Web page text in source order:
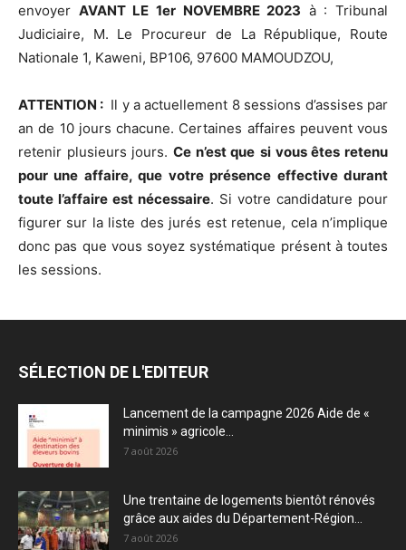
envoyer AVANT LE 1er NOVEMBRE 2023 à : Tribunal
Judiciaire, M. Le Procureur de La République, Route
Nationale 1, Kaweni, BP106, 97600 MAMOUDZOU,
ATTENTION : Il y a actuellement 8 sessions d’assises par
an de 10 jours chacune. Certaines affaires peuvent vous
retenir plusieurs jours. Ce n’est que si vous êtes retenu
pour une affaire, que votre présence effective durant
toute l’affaire est nécessaire. Si votre candidature pour
figurer sur la liste des jurés est retenue, cela n’implique
donc pas que vous soyez systématique présent à toutes
les sessions.
SÉLECTION DE L'EDITEUR
Lancement de la campagne 2026 Aide de «
minimis » agricole...
7 août 2026
Une trentaine de logements bientôt rénovés
grâce aux aides du Département-Région...
7 août 2026